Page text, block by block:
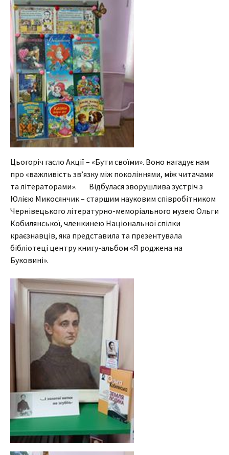
Цьогоріч гасло Акції – «Бути своїми». Воно нагадує нам
про «важливість зв’язку між поколіннями, між читачами
та літераторами». Відбулася зворушлива зустріч з
Юлією Микосянчик – старшим науковим співробітником
Чернівецького літературно-меморіального музею Ольги
Кобилянської, членкинею Національної спілки
краєзнавців, яка представила та презентувала
бібліотеці центру книгу-альбом «Я роджена на
Буковині».